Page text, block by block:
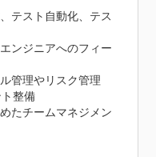
テスト自動化、テス
ンジニアへのフィー
管理やリスク管理
整備
たチームマネジメン